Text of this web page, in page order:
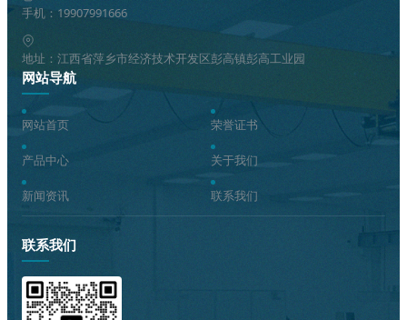
手机：19907991666
地址：江西省萍乡市经济技术开发区彭高镇彭高工业园
网站导航
网站首页
产品中心
新闻资讯
荣誉证书
关于我们
联系我们
联系我们